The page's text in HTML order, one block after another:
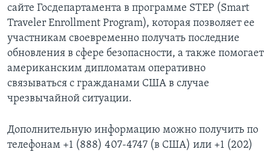
сайте Госдепартамента в программе STEP (Smart
Traveler Enrollment Program), которая позволяет ее
участникам своевременно получать последние
обновления в сфере безопасности, а также помогает
американским дипломатам оперативно
связываться с гражданами США в случае
чрезвычайной ситуации.
Дополнительную информацию можно получить по
телефонам +1 (888) 407-4747 (в США) или +1 (202)